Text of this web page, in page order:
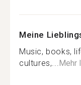
Meine
Music, books,
cultures,...Mehr